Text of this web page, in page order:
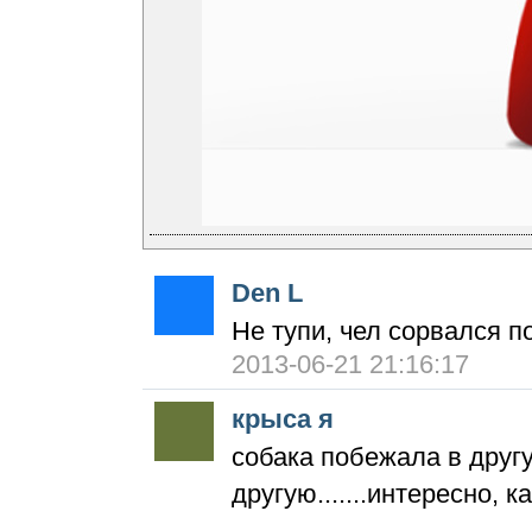
Den L
Не тупи, чел сорвался
2013-06-21 21:16:17
крыса я
собака побежала в
другую.......интересно,